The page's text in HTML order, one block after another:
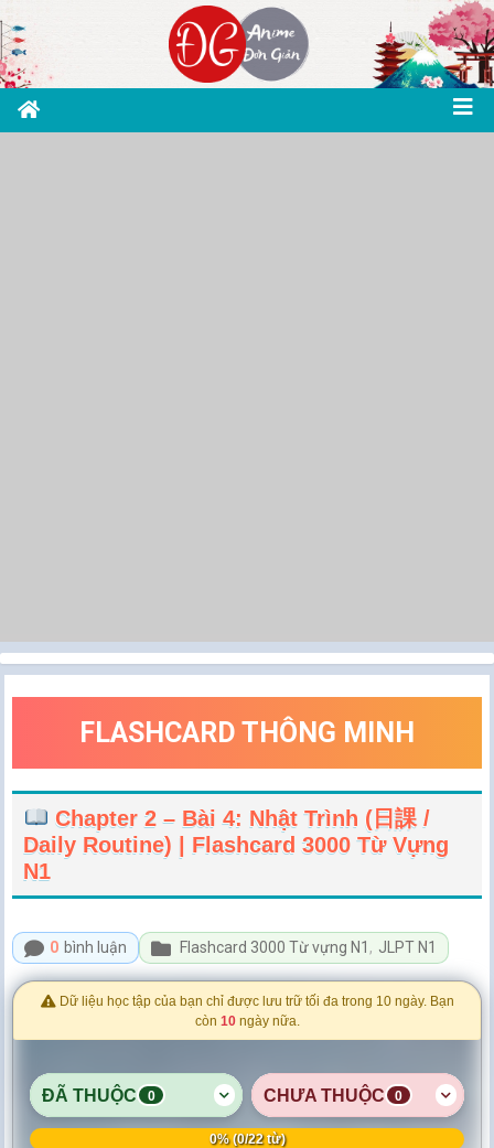
FLASHCARD THÔNG MINH
Chapter 2 – Bài 4: Nhật Trình (日課 /
Daily Routine) | Flashcard 3000 Từ Vựng
N1
0 bình luận Flashcard 3000 Từ vựng N1 , JLPT N1
Dữ liệu học tập của bạn chỉ được lưu trữ tối đa trong 10 ngày. Bạn
còn 10ngày nữa.
ĐÃ THUỘC 0
0% (0/22 từ)
CHƯA THUỘC 0